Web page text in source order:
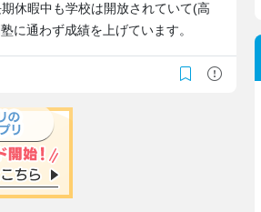
休暇中も学校は開放されていて(高
に通わず成績を上げています。